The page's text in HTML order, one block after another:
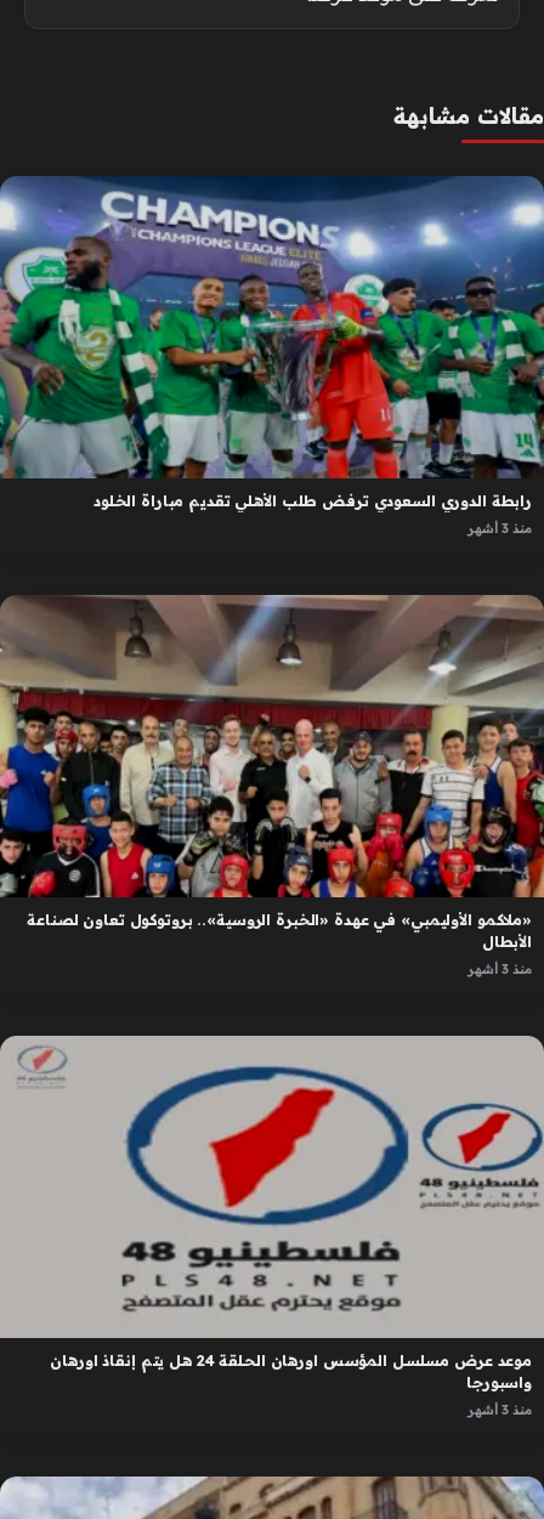
مقالات مشابهة
رابطة الدوري السعودي ترفض طلب الأهلي تقديم مباراة الخلود
منذ 3 أشهر
«ملاكمو الأوليمبي» في عهدة «الخبرة الروسية».. بروتوكول تعاون لصناعة
الأبطال
منذ 3 أشهر
موعد عرض مسلسل المؤسس اورهان الحلقة 24 هل يتم إنقاذ اورهان
واسبورجا
منذ 3 أشهر